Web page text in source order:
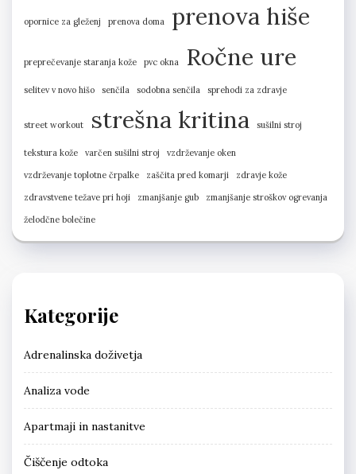
opornice za gleženj prenova doma prenova hiše
preprečevanje staranja kože pvc okna Ročne ure
selitev v novo hišo senčila sodobna senčila sprehodi za zdravje
street workout strešna kritina sušilni stroj
tekstura kože varčen sušilni stroj
vzdrževanje oken
vzdrževanje toplotne črpalke
zaščita pred komarji
zdravje kože
zdravstvene težave pri hoji
zmanjšanje gub
zmanjšanje stroškov ogrevanja
želodčne bolečine
Kategorije
Adrenalinska doživetja
Analiza vode
Apartmaji in nastanitve
Čiščenje odtoka